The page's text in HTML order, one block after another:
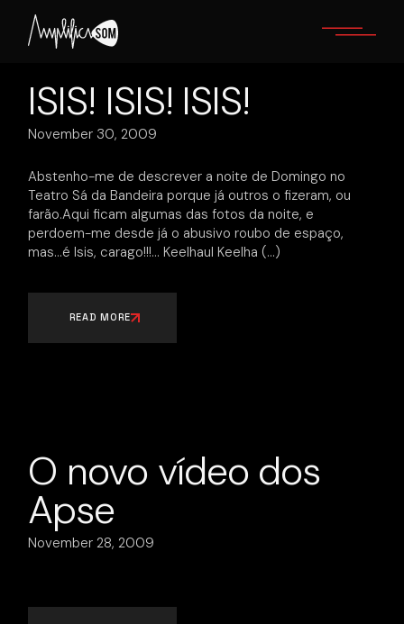
content
ISIS! ISIS! ISIS!
November 30, 2009
Abstenho-me de descrever a noite de Domingo no
Teatro Sá da Bandeira porque já outros o fizeram, ou
farão.Aqui ficam algumas das fotos da noite, e
perdoem-me desde já o abusivo roubo de espaço,
mas…é Isis, carago!!!… Keelhaul Keelha
READ MORE
O novo vídeo dos
Apse
November 28, 2009